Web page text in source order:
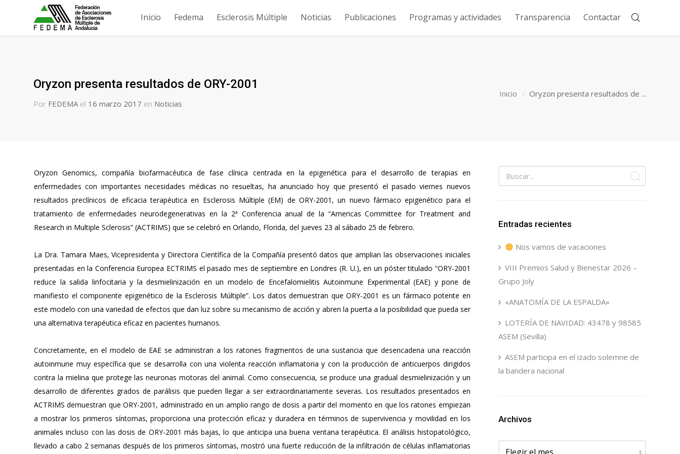
Inicio Fedema Esclerosis Múltiple Noticias Publicaciones Programas y actividades Transparencia Contactar
Oryzon presenta resultados de ORY-2001
Por FEDEMA el 16 marzo 2017 en Noticias
Inicio Oryzon presenta resultados de ...
Oryzon Genomics, compañía biofarmacéutica de fase clínica centrada en la epigenética para el desarrollo de terapias en
enfermedades con importantes necesidades médicas no resueltas, ha anunciado hoy que presentó el pasado viernes nuevos
resultados preclínicos de eficacia terapéutica en Esclerosis Múltiple (EM) de ORY-2001, un nuevo fármaco epigenético para el
tratamiento de enfermedades neurodegenerativas en la 2ª Conferencia anual de la “Americas Committee for Treatment and
Research in Multiple Sclerosis” (ACTRIMS) que se celebró en Orlando, Florida, del jueves 23 al sábado 25 de febrero.
La Dra. Tamara Maes, Vicepresidenta y Directora Científica de la Compañía presentó datos que amplian las observaciones iniciales
presentadas en la Conferencia Europea ECTRIMS el pasado mes de septiembre en Londres (R. U.), en un póster titulado “ORY-2001
reduce la salida linfocitaria y la desmielinización en un modelo de Encefalomielitis Autoinmune Experimental (EAE) y pone de
manifiesto el componente epigenético de la Esclerosis Múltiple”. Los datos demuestran que ORY-2001 es un fármaco potente en
este modelo con una variedad de efectos que dan luz sobre su mecanismo de acción y abren la puerta a la posibilidad que pueda ser
una alternativa terapéutica eficaz en pacientes humanos.
Concretamente, en el modelo de EAE se administran a los ratones fragmentos de una sustancia que desencadena una reacción
autoinmune muy específica que se desarrolla con una violenta reacción inflamatoria y con la producción de anticuerpos dirigidos
contra la mielina que protege las neuronas motoras del animal. Como consecuencia, se produce una gradual desmielinización y un
desarrollo de diferentes grados de parálisis que pueden llegar a ser extraordinariamente severas. Los resultados presentados en
ACTRIMS demuestran que ORY-2001, administrado en un amplio rango de dosis a partir del momento en que los ratones empiezan
a mostrar los primeros síntomas, proporciona una protección eficaz y duradera en términos de supervivencia y movilidad en los
animales incluso con las dosis de ORY-2001 más bajas, lo que anticipa una buena ventana terapéutica. El análisis histopatológico,
llevado a cabo 2 semanas después de los primeros síntomas, mostró una fuerte reducción de la infiltración de células inflamatorias
Entradas recientes
Nos vamos de vacaciones
VIII Premios Salud y Bienestar 2026 –
Grupo Joly
«ANATOMÍA DE LA ESPALDA»
LOTERÍA DE NAVIDAD: 43478 y 98585
ASEM (Sevilla)
ASEM participa en el izado solemne de
la bandera nacional
Archivos
Archivos